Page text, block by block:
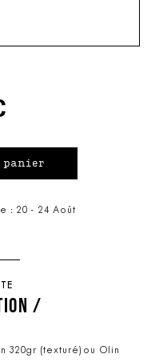
: 20 - 24 Août
/
320gr (texturé)ou Olin